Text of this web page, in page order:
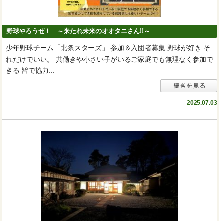
野球やろうぜ！ ～来たれ未来のオオタニさん!!～
少年野球チーム「北条スターズ」 参加＆入団者募集 野球が好き そ
れだけでいい。 共働きや小さい子がいるご家庭でも無理なく参加で
きる 皆で協力...
2025.07.03